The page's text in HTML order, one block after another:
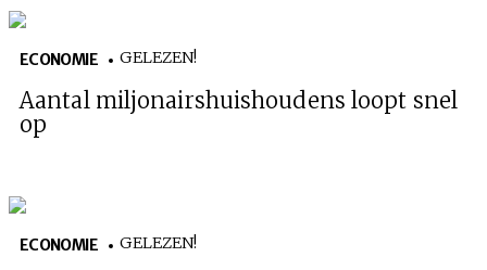
ECONOMIE GELEZEN!
Aantal miljonairshuishoudens loopt snel
op
ECONOMIE GELEZEN!